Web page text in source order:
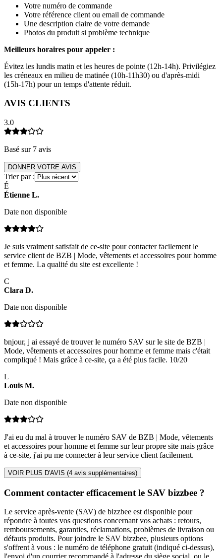
Votre numéro de commande
Votre référence client ou email de commande
Une description claire de votre demande
Photos du produit si problème technique
Meilleurs horaires pour appeler :
Évitez les lundis matin et les heures de pointe (12h-14h). Privilégiez
les créneaux en milieu de matinée (10h-11h30) ou d'après-midi
(15h-17h) pour un temps d'attente réduit.
AVIS CLIENTS
3.0
Basé sur 7 avis
DONNER VOTRE AVIS
Trier par :
É
Étienne L.
Date non disponible
Je suis vraiment satisfait de ce-site pour contacter facilement le
service client de BZB | Mode, vêtements et accessoires pour homme
et femme. La qualité du site est excellente !
C
Clara D.
Date non disponible
bnjour, j ai essayé de trouver le numéro SAV sur le site de BZB |
Mode, vêtements et accessoires pour homme et femme mais c'était
compliqué ! Mais grâce à ce-site, ça a été plus facile. 10/20
L
Louis M.
Date non disponible
J'ai eu du mal à trouver le numéro SAV de BZB | Mode, vêtements
et accessoires pour homme et femme sur leur propre site mais grâce
à ce-site, j'ai pu me connecter à leur service client facilement.
VOIR PLUS D'AVIS (4 avis supplémentaires)
Comment contacter efficacement le SAV bizzbee ?
Le service après-vente (SAV) de bizzbee est disponible pour
répondre à toutes vos questions concernant vos achats : retours,
remboursements, garanties, réclamations, problèmes de livraison ou
défauts produits. Pour joindre le SAV bizzbee, plusieurs options
s'offrent à vous : le numéro de téléphone gratuit (indiqué ci-dessus),